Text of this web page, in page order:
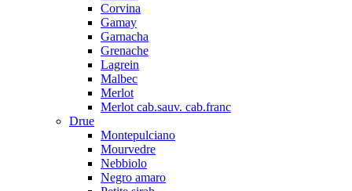
Corvina
Gamay
Garnacha
Grenache
Lagrein
Malbec
Merlot
Merlot cab.sauv. cab.franc
Drue
Montepulciano
Mourvedre
Nebbiolo
Negro amaro